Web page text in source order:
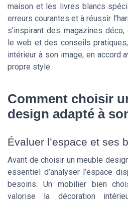
maison et les livres blancs
erreurs courantes et à réussir
s’inspirant des magazines
le web et des conseils
intérieur à son image, en accord
propre style.
Comment choisir
design adapté à
Évaluer l’espace et ses
Avant de choisir un meuble
essentiel d’analyser l’espace
besoins. Un mobilier bien
valorise la décoration